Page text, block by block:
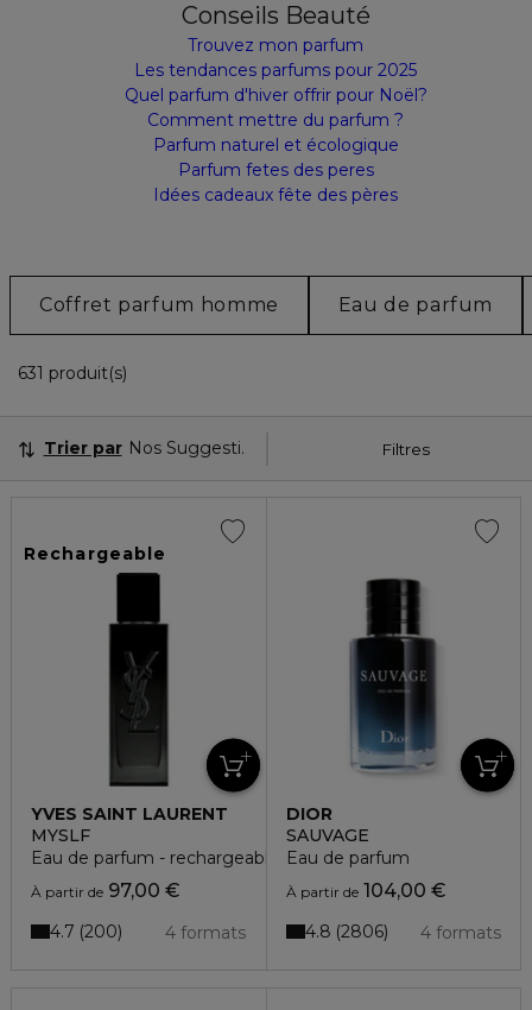
Conseils Beauté
Trouvez mon parfum
Les tendances parfums pour 2025
Quel parfum d'hiver offrir pour Noël?
Comment mettre du parfum ?
Parfum naturel et écologique
Parfum fetes des peres
Idées cadeaux fête des pères
Coffret parfum homme Eau de parfum
631 produit(s)
Filtres
Trier par Nos Suggestions
Rechargeable
YVES SAINT LAURENT
MYSLF
Eau de parfum - rechargeable
À partir de 97,00 €
4 formats
4.7 200
DIOR
SAUVAGE
Eau de parfum
À partir de104,00 €
4 formats
4.8 2806